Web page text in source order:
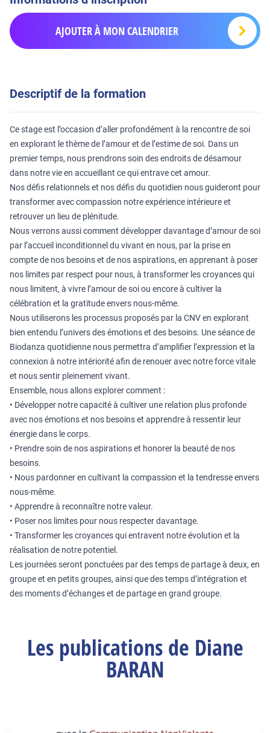
AJOUTER À MON CALENDRIER
Descriptif de la formation
Ce stage est l’occasion d’aller profondément à la rencontre de soi
en explorant le thème de l’amour et de l’estime de soi. Dans un
premier temps, nous prendrons soin des endroits de désamour
dans notre vie en accueillant ce qui entrave cet amour.
Nos défis relationnels et nos défis du quotidien nous guideront pour
transformer avec compassion notre expérience intérieure et
retrouver un lieu de plénitude.
Nous verrons aussi comment développer davantage d’amour de soi
par l’accueil inconditionnel du vivant en nous, par la prise en
compte de nos besoins et de nos aspirations, en apprenant à poser
nos limites par respect pour nous, à transformer les croyances qui
nous limitent, à vivre l’amour de soi ou encore à cultiver la
célébration et la gratitude envers nous-même.
Nous utiliserons les processus proposés par la CNV en explorant
bien entendu l’univers des émotions et des besoins. Une séance de
Biodanza quotidienne nous permettra d’amplifier l’expression et la
connexion à notre intériorité afin de renouer avec notre force vitale
et nous sentir pleinement vivant.
Ensemble, nous allons explorer comment :
• Développer notre capacité à cultiver une relation plus profonde
avec nos émotions et nos besoins et apprendre à ressentir leur
énergie dans le corps.
• Prendre soin de nos aspirations et honorer la beauté de nos
besoins.
• Nous pardonner en cultivant la compassion et la tendresse envers
nous-même.
• Apprendre à reconnaître notre valeur.
• Poser nos limites pour nous respecter davantage.
• Transformer les croyances qui entravent notre évolution et la
réalisation de notre potentiel.
Les journées seront ponctuées par des temps de partage à deux, en
groupe et en petits groupes, ainsi que des temps d’intégration et
des moments d’échanges et de partage en grand groupe.
Les publications de Diane
BARAN